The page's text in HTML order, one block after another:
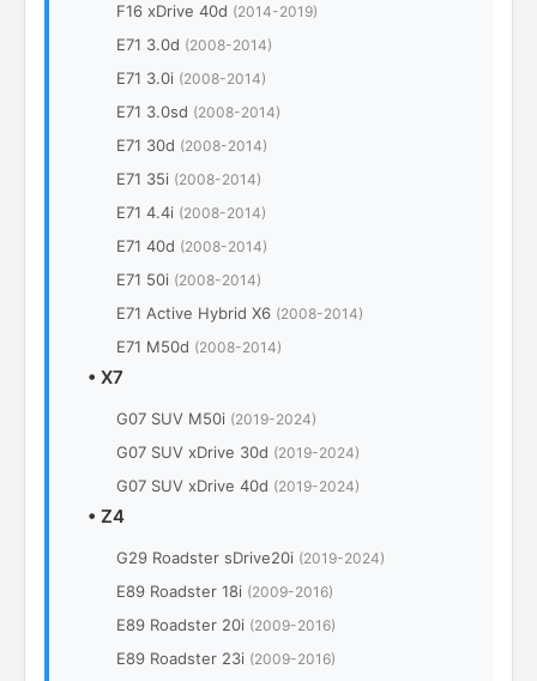
F16 xDrive 40d (2014-2019)
E71 3.0d (2008-2014)
E71 3.0i (2008-2014)
E71 3.0sd (2008-2014)
E71 30d (2008-2014)
E71 35i (2008-2014)
E71 4.4i (2008-2014)
E71 40d (2008-2014)
E71 50i (2008-2014)
E71 Active Hybrid X6 (2008-2014)
E71 M50d (2008-2014)
• X7
G07 SUV M50i (2019-2024)
G07 SUV xDrive 30d (2019-2024)
G07 SUV xDrive 40d (2019-2024)
• Z4
G29 Roadster sDrive20i (2019-2024)
E89 Roadster 18i (2009-2016)
E89 Roadster 20i (2009-2016)
E89 Roadster 23i (2009-2016)